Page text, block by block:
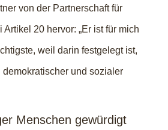
von der Partnerschaft für
20 hervor: „Er ist für mich
weil darin festgelegt ist,
und sozialer
Menschen gewürdigt